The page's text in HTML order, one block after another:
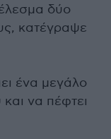
δύο
κατέγραψε
ένα μεγάλο
να πέφτει